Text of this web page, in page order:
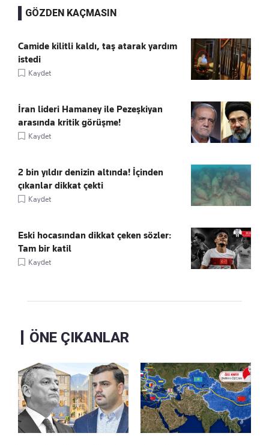
GÖZDEN KAÇMASIN
Camide kilitli kaldı, taş atarak yardım
istedi
Kaydet
İran lideri Hamaney ile Pezeşkiyan
arasında kritik görüşme!
Kaydet
2 bin yıldır denizin altında! İçinden
çıkanlar dikkat çekti
Kaydet
Eski hocasından dikkat çeken sözler:
Tam bir katil
Kaydet
ÖNE ÇIKANLAR